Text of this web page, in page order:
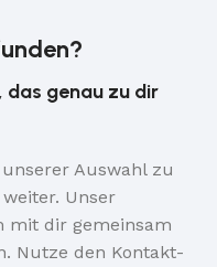
genau zu dir
Auswahl zu
Unser
mit dir gemeinsam
Nutze den Kontakt-